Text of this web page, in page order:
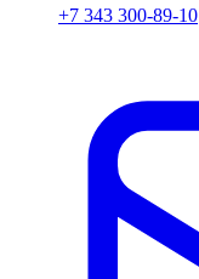
+7 343 300-89-10